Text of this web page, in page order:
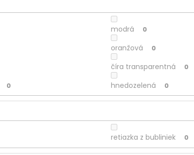
modrá 0
oranžová 0
číra transparentná 0
0
hnedozelená 0
retiazka z bubliniek 0